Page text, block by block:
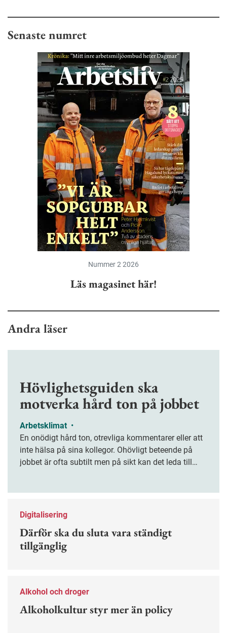
Senaste numret
Nummer 2 2026
Läs magasinet här!
Andra läser
Hövlighetsguiden ska
motverka hård ton på jobbet
Arbetsklimat •
En onödigt hård ton, otrevliga kommentarer eller att
inte hälsa på sina kollegor. Ohövligt beteende på
jobbet är ofta subtilt men på sikt kan det leda till
Digitalisering
Därför ska du sluta vara ständigt
tillgänglig
Alkohol och droger
Alkoholkultur styr mer än policy